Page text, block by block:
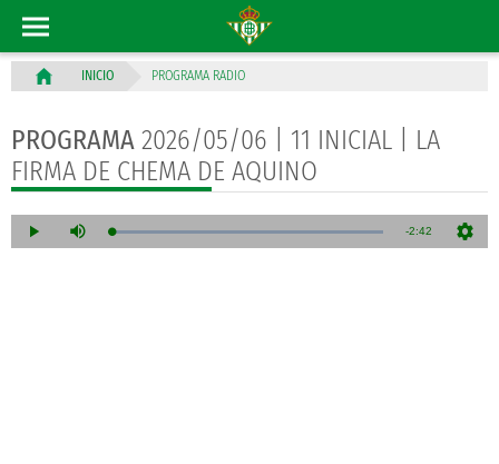
INICIO PROGRAMA RADIO
PROGRAMA 2026/05/06 | 11 INICIAL | LA
FIRMA DE CHEMA DE AQUINO